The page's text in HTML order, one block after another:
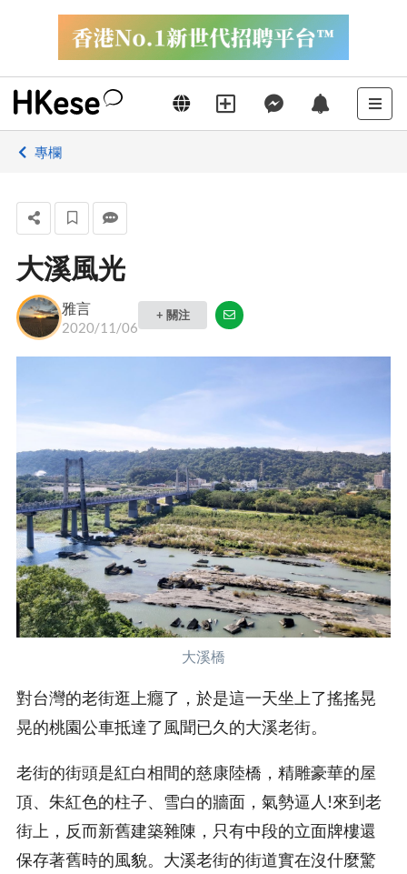
專欄
大溪風光
雅言
2020/11/06
+ 關注
大溪橋
對台灣的老街逛上癮了，於是這一天坐上了搖搖晃
晃的桃園公車抵達了風聞已久的大溪老街。
老街的街頭是紅白相間的慈康陸橋，精雕豪華的屋
頂、朱紅色的柱子、雪白的牆面，氣勢逼人!來到老
街上，反而新舊建築雜陳，只有中段的立面牌樓還
保存著舊時的風貌。大溪老街的街道實在沒什麼驚